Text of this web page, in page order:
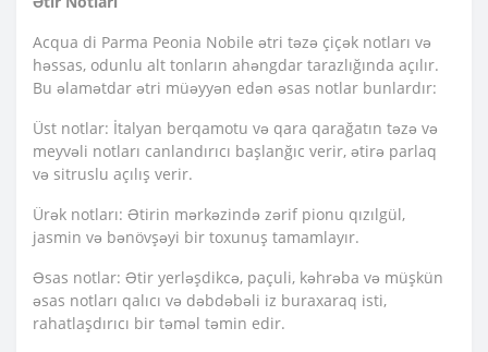
Acqua di Parma Peonia Nobile ətri təzə çiçək notları və
həssas, odunlu alt tonların ahəngdar tarazlığında açılır.
Bu əlamətdar ətri müəyyən edən əsas notlar bunlardır:
Üst notlar: İtalyan berqamotu və qara qarağatın təzə və
meyvəli notları canlandırıcı başlanğıc verir, ətirə parlaq
və sitruslu açılış verir.
Ürək notları: Ətirin mərkəzində zərif pionu qızılgül,
jasmin və bənövşəyi bir toxunuş tamamlayır.
Əsas notlar: Ətir yerləşdikcə, paçuli, kəhrəba və müşkün
əsas notları qalıcı və dəbdəbəli iz buraxaraq isti,
rahatlaşdırıcı bir təməl təmin edir.